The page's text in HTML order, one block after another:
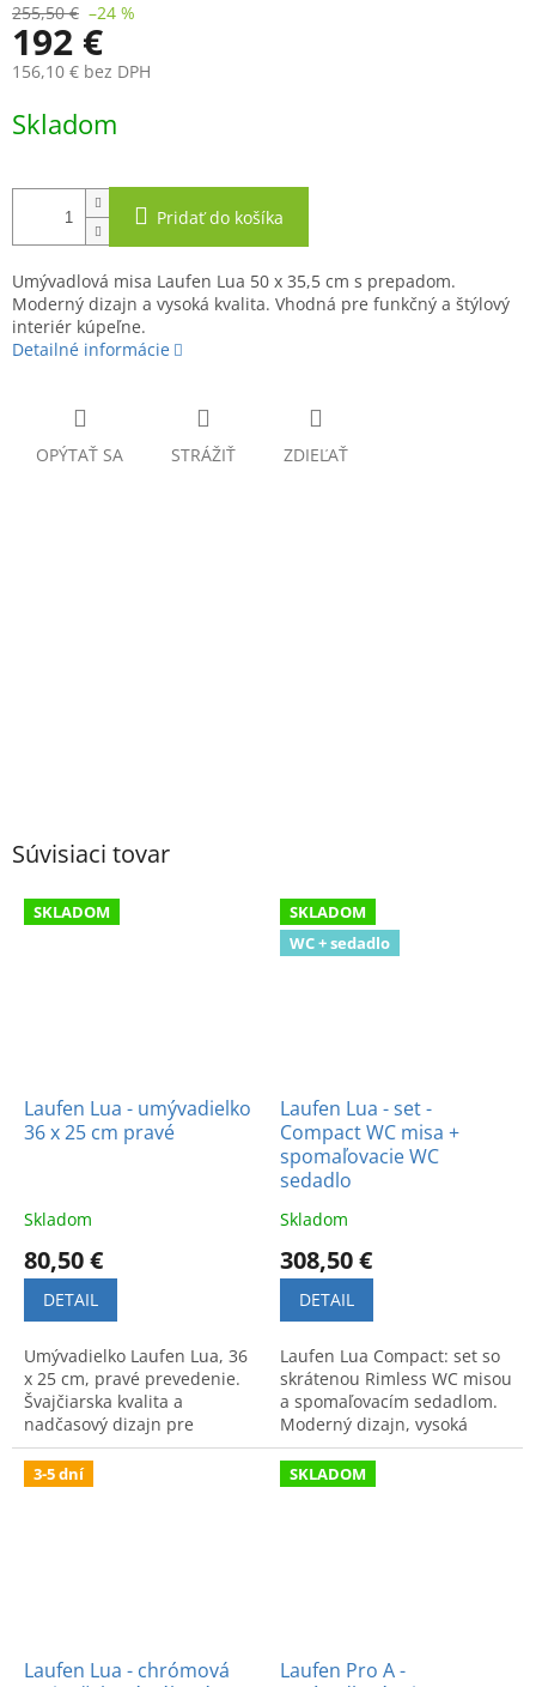
255,50 € –24 %
192 €
156,10 € bez DPH
cena:
Skladom
Pridať do košíka
Umývadlová misa Laufen Lua 50 x 35,5 cm s prepadom.
Moderný dizajn a vysoká kvalita. Vhodná pre funkčný a štýlový
interiér kúpeľne.
Detailné informácie
OPÝTAŤ SA STRÁŽIŤ ZDIEĽAŤ
Súvisiaci tovar
SKLADOM
Laufen Lua - umývadielko
36 x 25 cm pravé
Skladom
80,50 €
DETAIL
Umývadielko Laufen Lua, 36
x 25 cm, pravé prevedenie.
Švajčiarska kvalita a
nadčasový dizajn pre
modernú kúpeľňu.
SKLADOM
WC + sedadlo
Laufen Lua - set -
Compact WC misa +
spomaľovacie WC
sedadlo
Skladom
308,50 €
DETAIL
Laufen Lua Compact: set so
skrátenou Rimless WC misou
a spomaľovacím sedadlom.
Moderný dizajn, vysoká
hygiena a funkčnosť pre
štýlovú kúpeľňu.
3-5 dní
Laufen Lua - chrómová
SKLADOM
Laufen Pro A -